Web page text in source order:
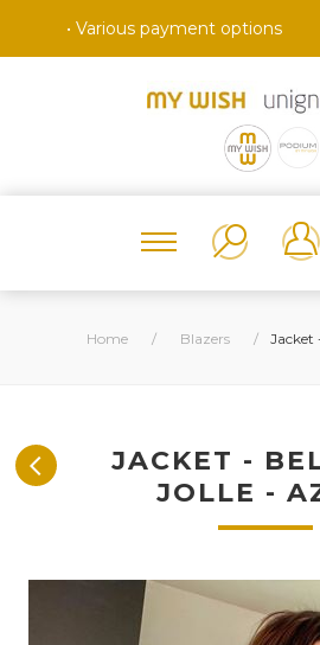
• Various payment options
Home / Blazers / Jacket
JACKET -
JOLLE -